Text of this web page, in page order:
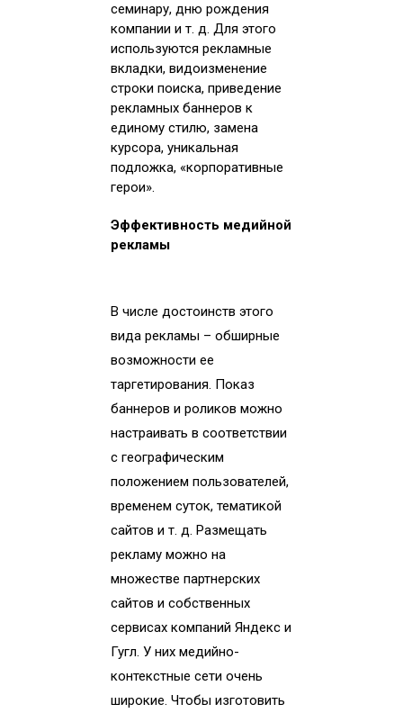
семинару, дню рождения
компании и т. д. Для этого
используются рекламные
вкладки, видоизменение
строки поиска, приведение
рекламных баннеров к
единому стилю, замена
курсора, уникальная
подложка, «корпоративные
герои».
Эффективность медийной
рекламы
В числе достоинств этого
вида рекламы – обширные
возможности ее
таргетирования. Показ
баннеров и роликов можно
настраивать в соответствии
с географическим
положением пользователей,
временем суток, тематикой
сайтов и т. д. Размещать
рекламу можно на
множестве партнерских
сайтов и собственных
сервисах компаний Яндекс и
Гугл. У них медийно-
контекстные сети очень
широкие. Чтобы изготовить